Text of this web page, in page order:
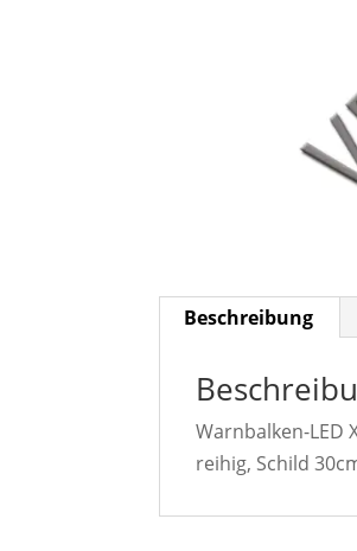
Beschreibung
Warnbalken-LED
reihig, Schild